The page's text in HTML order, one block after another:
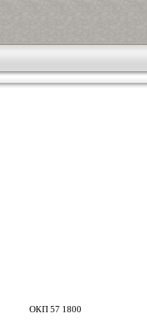
ОКП 57 1800